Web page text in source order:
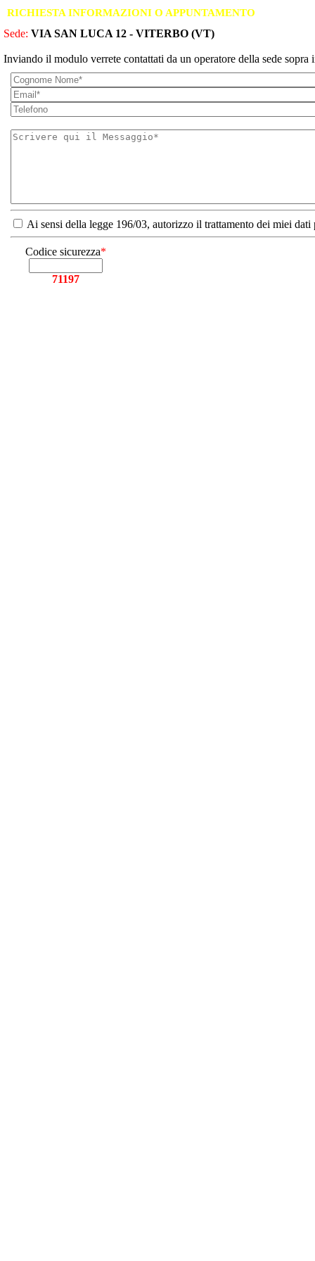
RICHIESTA INFORMAZIONI O APPUNTAMENTO
Sede: VIA SAN LUCA 12 - VITERBO (VT)
Inviando il modulo verrete contattati da un operatore della sede sopra
Ai sensi della legge 196/03, autorizzo il trattamento dei miei
Codice sicurezza*
71197